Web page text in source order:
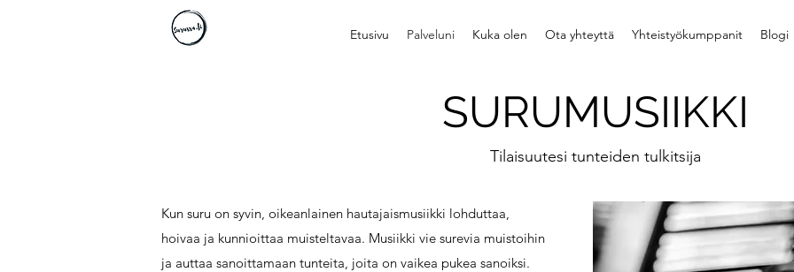
Etusivu Palveluni Kuka olen Ota yhteyttä Yhteistyökumppanit Blogi
SURUMUSIIKKI
Tilaisuutesi tunteiden tulkitsija
Kun suru on syvin, oikeanlainen hautajaismusiikki lohduttaa,
hoivaa ja kunnioittaa muisteltavaa. Musiikki vie surevia muistoihin
ja auttaa sanoittamaan tunteita, joita on vaikea pukea sanoiksi.